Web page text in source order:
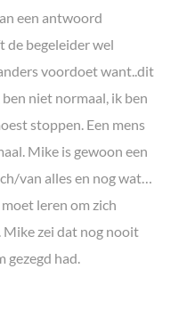
een antwoord
begeleider wel
voordoet want..dit
niet normaal, ik ben
stoppen. Een mens
Mike is gewoon een
van alles en nog wat…
leren om zich
zei dat nog nooit
had.